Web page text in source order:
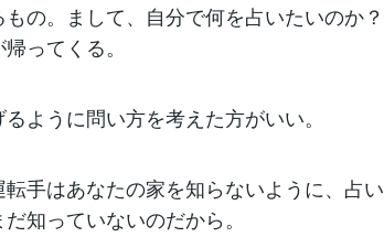
の。まして、自分で何を占いたいのか？
ってくる。
ように問い方を考えた方がいい。
手はあなたの家を知らないように、占い
知っていないのだから。